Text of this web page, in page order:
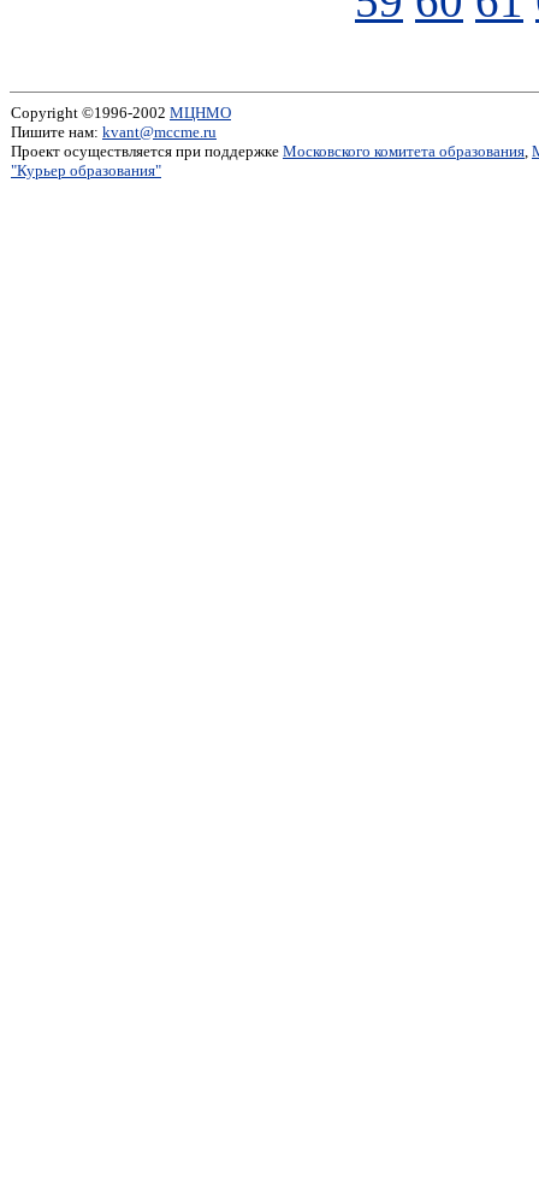
Copyright ©1996-2002 МЦНМО
Пишите нам: kvant@mccme.ru
Проект осуществляется при поддержке Московского комитета образования,
"Курьер образования"